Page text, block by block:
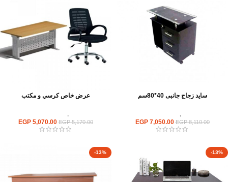
سايد زجاج جانبى 40*80سم
مكاتب,
EGP8,110.00
EGP7,050.00
عرض خاص كرسي و مكتب
مكاتب,
EGP5,170.00
EGP 5,070.00
-13%
-13%